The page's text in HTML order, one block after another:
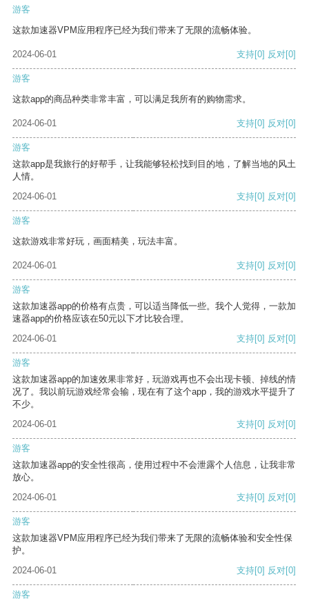
游客
这款加速器VPM应用程序已经为我们带来了无限的流畅体验。
2024-06-01 支持[0] 反对[0]
游客
这款app的商品种类非常丰富，可以满足我所有的购物需求。
2024-06-01 支持[0] 反对[0]
游客
这款app是我旅行的好帮手，让我能够轻松找到目的地，了解当地的风土
人情。
2024-06-01
支持[0] 反对[0]
游客
这款游戏非常好玩，画面精美，玩法丰富。
2024-06-01 支持[0] 反对[0]
游客
这款加速器app的价格有点贵，可以适当降低一些。我个人觉得，一款加
速器app的价格应该在50元以下才比较合理。
2024-06-01
支持[0] 反对[0]
游客
这款加速器app的加速效果非常好，玩游戏再也不会出现卡顿、掉线的情
况了。我以前玩游戏经常会输，现在有了这个app，我的游戏水平提升了
不少。
2024-06-01
支持[0] 反对[0]
游客
这款加速器app的安全性很高，使用过程中不会泄露个人信息，让我非常
放心。
2024-06-01
支持[0] 反对[0]
游客
这款加速器VPM应用程序已经为我们带来了无限的流畅体验和安全性保
护。
2024-06-01
支持[0] 反对[0]
游客